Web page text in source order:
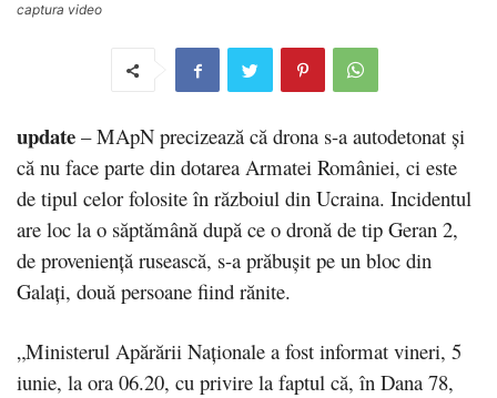
captura video
update – MApN precizează că drona s-a autodetonat şi
că nu face parte din dotarea Armatei României, ci este
de tipul celor folosite în războiul din Ucraina. Incidentul
are loc la o săptămână după ce o dronă de tip Geran 2,
de provenienţă rusească, s-a prăbuşit pe un bloc din
Galaţi, două persoane fiind rănite.
„Ministerul Apărării Naţionale a fost informat vineri, 5
iunie, la ora 06.20, cu privire la faptul că, în Dana 78,